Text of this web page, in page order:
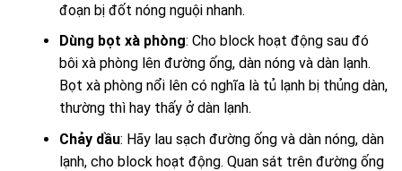
đoạn bị đốt nóng nguội nhanh.
Dùng bọt xà phòng: Cho block hoạt động sau đó
bôi xà phòng lên đường ống, dàn nóng và dàn lạnh.
Bọt xà phòng nổi lên có nghĩa là tủ lạnh bị thủng dàn,
thường thì hay thấy ở dàn lạnh.
Chảy dầu: Hãy lau sạch đường ống và dàn nóng, dàn
lạnh, cho block hoạt động. Quan sát trên đường ống